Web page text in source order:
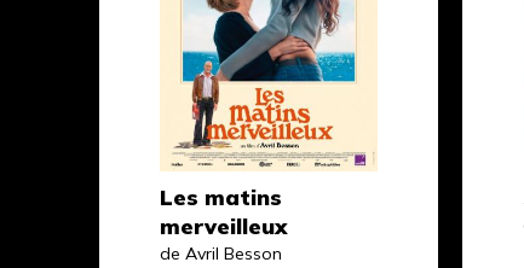
Les matins
merveilleux
de Avril Besson